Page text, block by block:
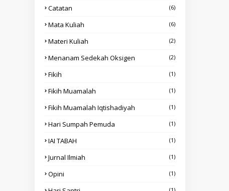
Catatan (6)
Mata Kuliah (6)
Materi Kuliah (2)
Menanam Sedekah Oksigen (2)
Fikih (1)
Fikih Muamalah (1)
Fikih Muamalah Iqtishadiyah (1)
Hari Sumpah Pemuda (1)
IAI TABAH (1)
Jurnal Ilmiah (1)
Opini (1)